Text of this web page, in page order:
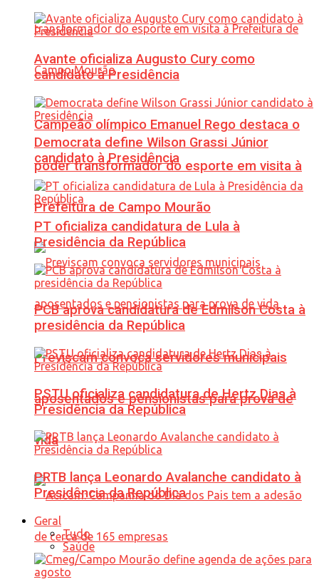
Campeão olímpico Emanuel Rego destaca o
poder transformador do esporte em visita à
Prefeitura de Campo Mourão
Previscam convoca servidores municipais
aposentados e pensionistas para prova de
vida
Avante oficializa Augusto Cury como
candidato à Presidência
Democrata define Wilson Grassi Júnior
candidato à Presidência
PT oficializa candidatura de Lula à
Presidência da República
PCB aprova candidatura de Edmilson Costa à
presidência da República
PSTU oficializa candidatura de Hertz Dias à
Presidência da República
PRTB lança Leonardo Avalanche candidato à
Presidência da República
Geral
Tudo
Saúde